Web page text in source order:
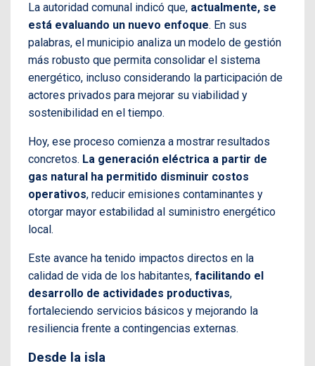
La autoridad comunal indicó que, actualmente, se
está evaluando un nuevo enfoque. En sus
palabras, el municipio analiza un modelo de gestión
más robusto que permita consolidar el sistema
energético, incluso considerando la participación de
actores privados para mejorar su viabilidad y
sostenibilidad en el tiempo.
Hoy, ese proceso comienza a mostrar resultados
concretos. La generación eléctrica a partir de
gas natural ha permitido disminuir costos
operativos, reducir emisiones contaminantes y
otorgar mayor estabilidad al suministro energético
local.
Este avance ha tenido impactos directos en la
calidad de vida de los habitantes, facilitando el
desarrollo de actividades productivas,
fortaleciendo servicios básicos y mejorando la
resiliencia frente a contingencias externas.
Desde la isla